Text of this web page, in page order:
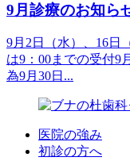
9月診療のお知ら
9月2日（水）、16日
は9：00までの受付
為9月30日...
医院の強み
初診の方へ